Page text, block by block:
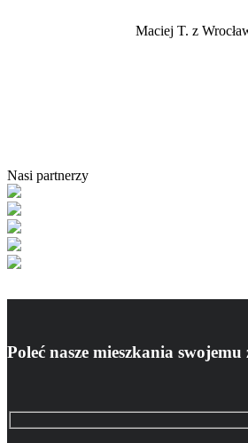
Maciej T. z
Nasi partnerzy
Poleć nasze mieszkania